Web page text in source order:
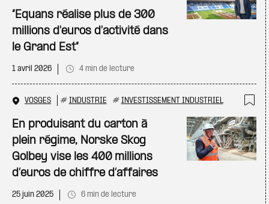
“Equans réalise plus de 300
millions d'euros d'activité dans
le Grand Est”
1 avril 2026 4 min de lecture
VOSGES # INDUSTRIE # INVESTISSEMENT INDUSTRIEL
En produisant du carton à
plein régime, Norske Skog
Golbey vise les 400 millions
d’euros de chiffre d’affaires
25 juin 2025 6 min de lecture